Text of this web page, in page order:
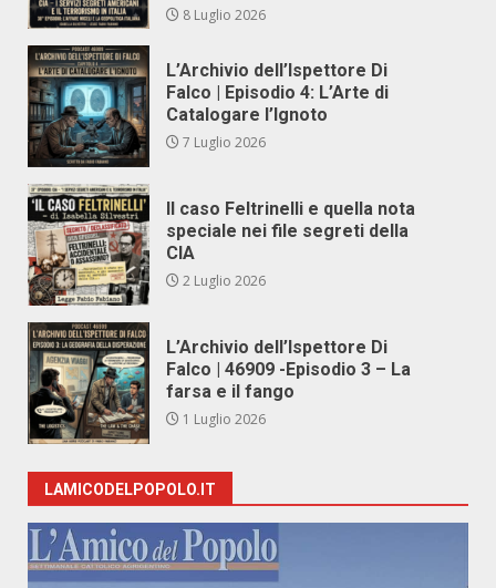
8 Luglio 2026
L’Archivio dell’Ispettore Di
Falco | Episodio 4: L’Arte di
Catalogare l’Ignoto
7 Luglio 2026
Il caso Feltrinelli e quella nota
speciale nei file segreti della
CIA
2 Luglio 2026
L’Archivio dell’Ispettore Di
Falco | 46909 -Episodio 3 – La
farsa e il fango
1 Luglio 2026
LAMICODELPOPOLO.IT